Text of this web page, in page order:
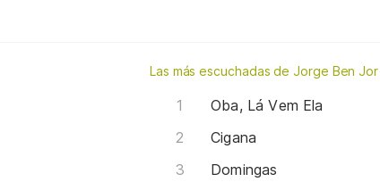
Las más escuchadas de Jorge Ben Jor
Oba, Lá Vem Ela
Cigana
Domingas